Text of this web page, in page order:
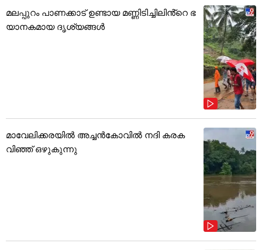
മലപ്പുറം പാണക്കാട് ഉണ്ടായ മണ്ണിടിച്ചിലിൻ്റെ ഭ
യാനകമായ ദൃശ്യങ്ങൾ
മാവേലിക്കരയിൽ അച്ചൻകോവിൽ നദി കരക
വിഞ്ഞ് ഒഴുകുന്നു